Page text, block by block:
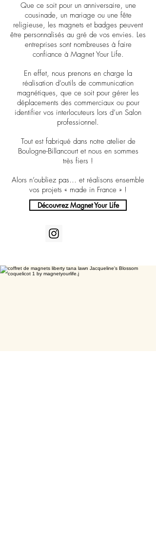
Que ce soit pour un anniversaire, une
cousinade, un mariage ou une fête
religieuse, les magnets et badges peuvent
être personnalisés au gré de vos envies. Les
entreprises sont nombreuses à faire
confiance à Magnet Your Life.
En effet, nous prenons en charge la
réalisation d’outils de communication
magnétiques, que ce soit pour gérer les
déplacements des commerciaux ou pour
identifier vos interlocuteurs lors d’un Salon
professionnel.
Tout est fabriqué dans notre atelier de
Boulogne-Billancourt et nous en sommes
très fiers !
Alors n’oubliez pas… et réalisons ensemble
vos projets « made in France » !
Découvrez Magnet Your Life